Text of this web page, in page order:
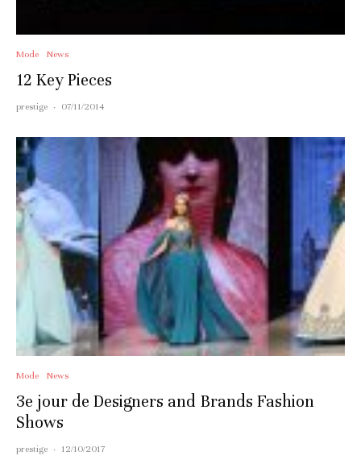
Mode News
12 Key Pieces
prestige · 07/11/2014
Mode News
3e jour de Designers and Brands Fashion
Shows
prestige · 12/10/2017